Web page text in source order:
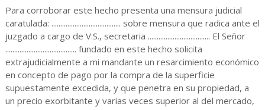
Para corroborar este hecho presenta una mensura judicial
caratulada: ....................................... sobre mensura que radica ante el
juzgado a cargo de V.S., secretaria ................................... El Señor
........................................ fundado en este hecho solicita
extrajudicialmente a mi mandante un resarcimiento económico
en concepto de pago por la compra de la superficie
supuestamente excedida, y que penetra en su propiedad, a
un precio exorbitante y varias veces superior al del mercado,